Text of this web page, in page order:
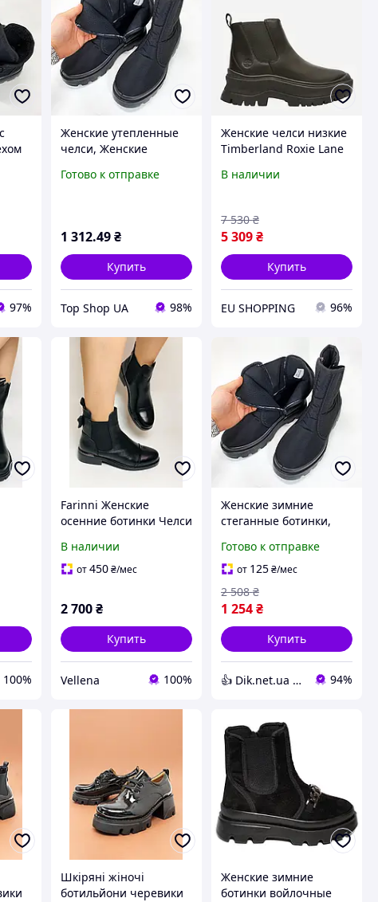
97%
Женские утепленные
челси, Женские
на низком ходу
Готово к отправке
1 312.49 ₴
Купить
Top Shop UA 98%
Женские челси низкие
Timberland Roxie Lane
(8.5US) 25.5 см Черные
В наличии
5 309₴
7 530 ₴
Купить
EU SHOPPING 96%
100%
Farinni Женские
осенние ботинки Челси
на низкой подошве.
Размер 39
В наличии
от450 ₴/мес
2 700 ₴
Купить
Vellena 100%
Женские зимние
стеганные ботинки,
демисезонные ботинки
на низком ходу, Челси
на каждый день AK-72
Готово к отправке
от 125₴/мес
1 254₴
2 508 ₴
Купить
👍 Dik.net.ua - Интернет магазин 94%
Шкіряні жіночі
ботильйони черевики
Женские зимние
ботинки войлочные